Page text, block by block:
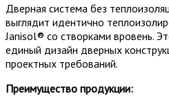
Дверная система без
выглядит идентично
Janisol® со створками вровень.
единый дизайн дверных
проектных требований.
Преимущество продукции: